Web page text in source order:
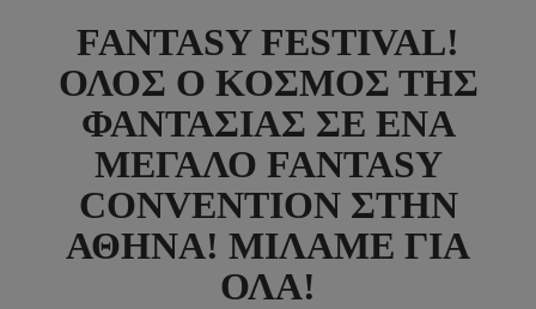
FANTASY FESTIVAL!
ΌΛΟΣ Ο ΚΌΣΜΟΣ ΤΗΣ
ΦΑΝΤΑΣΊΑΣ ΣΕ ΈΝΑ
ΜΕΓΆΛΟ FANTASY
CONVENTION ΣΤΗΝ
ΑΘΉΝΑ! ΜΙΛΆΜΕ ΓΙΑ
ΌΛΑ!